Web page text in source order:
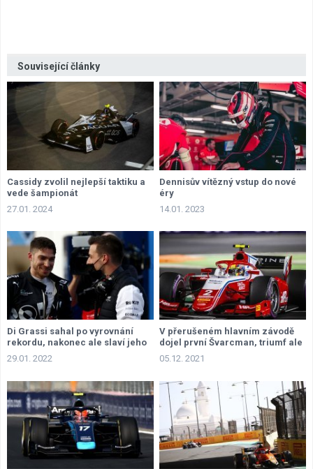
Související články
Cassidy zvolil nejlepší taktiku a
vede šampionát
27.01. 2024
Dennisův vítězný vstup do nové
éry
14.01. 2023
Di Grassi sahal po vyrovnání
rekordu, nakonec ale slaví jeho
parťák Mortara
29.01. 2022
V přerušeném hlavním závodě
dojel první Švarcman, triumf ale
přesto slaví Piastri
05.12. 2021